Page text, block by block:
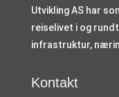
Utvikling AS har
reiselivet i og
infrastruktur,
Kontakt